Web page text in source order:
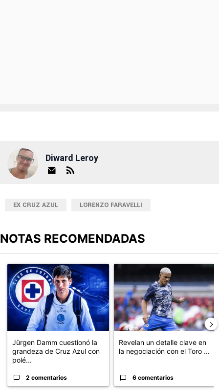
Diward Leroy
EX CRUZ AZUL LORENZO FARAVELLI
NOTAS RECOMENDADAS
Un artículo de tendencia con el título "Jürgen Damm cuestionó
Jürgen Damm cuestionó la
grandeza de Cruz Azul con
polé...
2 comentarios
Un artículo de tendencia con
Revelan un detalle clave en
la negociación con el Toro ...
6 comentarios